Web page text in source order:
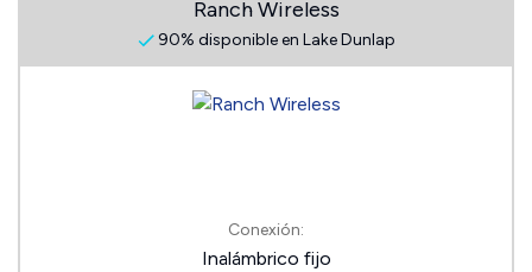
Ranch Wireless
90% disponible en Lake Dunlap
Conexión:
Inalámbrico fijo